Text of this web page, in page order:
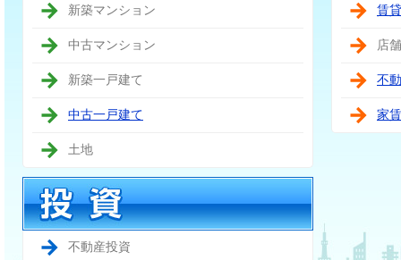
新築マンション
中古マンション
新築一戸建て
中古一戸建て
土地
不動産投資
賃
店
不
家